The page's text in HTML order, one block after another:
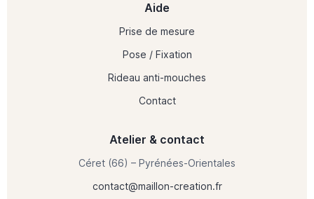
Aide
Prise de mesure
Pose / Fixation
Rideau anti-mouches
Contact
Atelier & contact
Céret (66) – Pyrénées-Orientales
contact@maillon-creation.fr